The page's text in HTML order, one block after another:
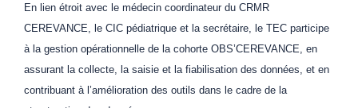
En lien étroit avec le médecin coordinateur du CRMR
CEREVANCE, le CIC pédiatrique et la secrétaire, le TEC participe
à la gestion opérationnelle de la cohorte OBS’CEREVANCE, en
assurant la collecte, la saisie et la fiabilisation des données, et en
contribuant à l’amélioration des outils dans le cadre de la